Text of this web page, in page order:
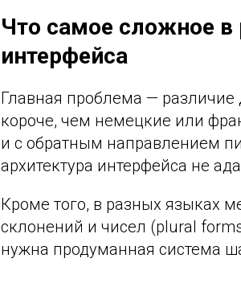
Что самое сложное в
интерфейса
Главная проблема —
короче, чем немецкие или
и с обратным направлением
архитектура интерфейса не
Кроме того, в разных языках
склонений и чисел (plural
нужна продуманная система